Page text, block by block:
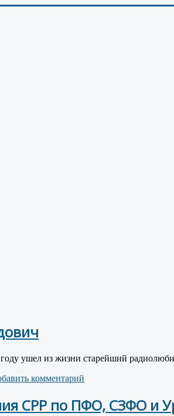
году ушел из жизни старейший
комментарий
СРР по ПФО, СЗФО и